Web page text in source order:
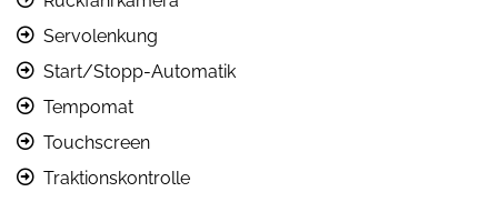
Servolenkung
Start/Stopp-Automatik
Tempomat
Touchscreen
Traktionskontrolle